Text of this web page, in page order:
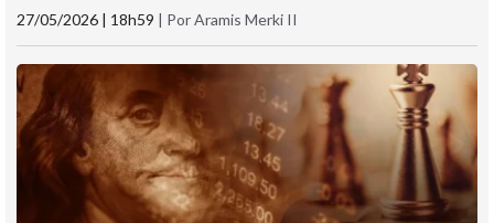
27/05/2026 | 18h59 | Por Aramis Merki II